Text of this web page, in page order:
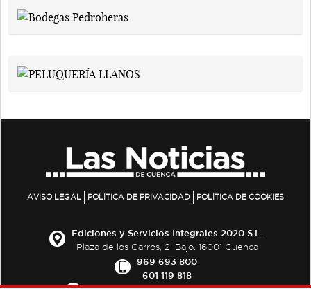
AVISO LEGAL POLÍTICA DE PRIVACIDAD POLÍTICA DE COOKIES
Ediciones y Servicios Integrales 2020 S.L.
Plaza de los Carros, 2. Bajo. 16001 Cuenca
969 693 800
601 119 818